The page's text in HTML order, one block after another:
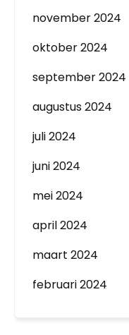
november 2024
oktober 2024
september 2024
augustus 2024
juli 2024
juni 2024
mei 2024
april 2024
maart 2024
februari 2024